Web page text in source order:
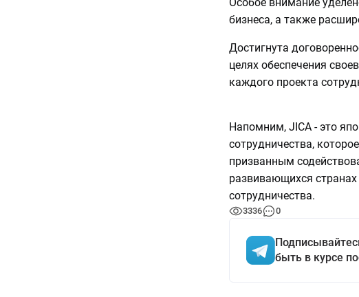
бизнеса, а также
Достигнута
целях обеспечения
каждого проекта
Напомним, JICA - это
сотрудничества,
призванным
развивающихся
сотрудничества.
3336 0
быть в курсе